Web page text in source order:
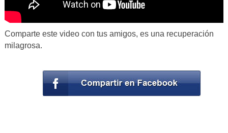
Comparte este video con tus amigos, es una recuperación
milagrosa.